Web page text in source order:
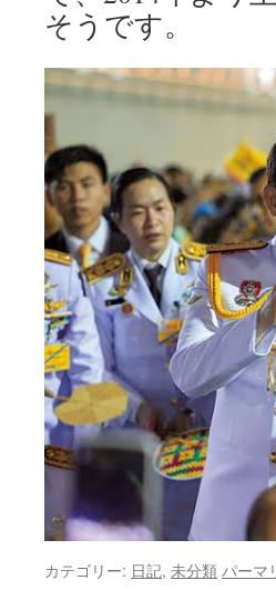
そうです。
カテゴリー: 日記, 未分類パーマ